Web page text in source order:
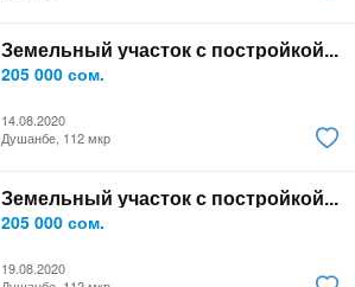
Земельный участок с постройкой...
205 000 сом.
14.08.2020
Душанбе, 112 мкр
Земельный участок с постройкой...
205 000 сом.
19.08.2020